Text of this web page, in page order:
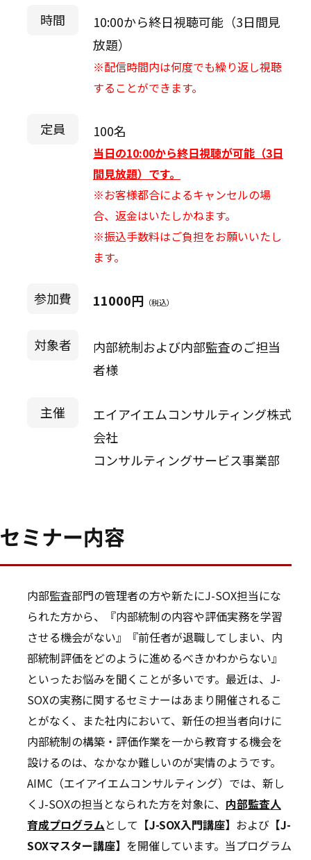
時間
10:00から終日視聴可能（3日間見
放題）
※配信時間内は何度でも繰り返し視聴
することができます。
定員 100名
当日の10:00から終日視聴が可能（3日
間見放題）です。
※お客様都合によるキャンセルの場
合、返金はいたしかねます。
※振込手数料はご負担をお願いいたし
ます。
参加費 11000円 （税込）
対象者
内部統制および内部監査のご担当
者様
主催
エイアイエムコンサルティング株式
会社
コンサルティングサービス事業部
セミナー内容
内部監査部門の管理者の方や新たにJ-SOX担当にな
られた方から、『内部統制の内容や評価実務を学習
させる機会がない』『前任者が退職してしまい、内
部統制評価をどのように進めるべきかわからない』
といったお悩みを聞くことが多いです。最近は、J-
SOXの実務に関するセミナーはあまり開催されるこ
とがなく、また社内において、新任の担当者向けに
内部統制の構築・評価作業を一から教育する機会を
設けるのは、なかなか難しいのが実情のようです。
AIMC（エイアイエムコンサルティング）では、新し
くJ-SOXの担当となられた方を対象に、 内部監査人
育成プログラムとして 【J-SOX入門講座】 および 【J-
SOXマスター講座】 を開催しています。当プログラム